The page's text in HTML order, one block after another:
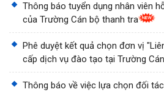
Thông báo tuyển dụng nhân viên
của Trường Cán bộ thanh tra
Phê duyệt kết quả chọn đơn vị
cấp dịch vụ đào tạo tại Trường
Thông báo về việc lựa chọn đối